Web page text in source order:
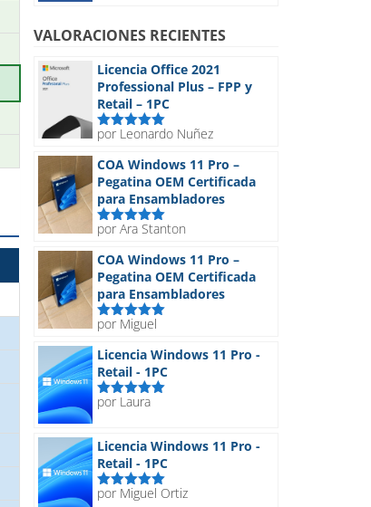
desde
hasta
129,90€
VALORACIONES RECIENTES
Licencia Office 2021
Professional Plus – FPP y
Retail – 1PC
Valorado
por Leonardo Nuñez
COA Windows 11 Pro –
Pegatina OEM Certificada
para Ensambladores
Valorado
por Ara Stanton
COA Windows 11 Pro –
Pegatina OEM Certificada
para Ensambladores
Valorado
por Miguel
Licencia Windows 11 Pro -
Retail - 1PC
Valorado
por Laura
Licencia Windows 11 Pro -
Retail - 1PC
Valorado
por Miguel Ortiz